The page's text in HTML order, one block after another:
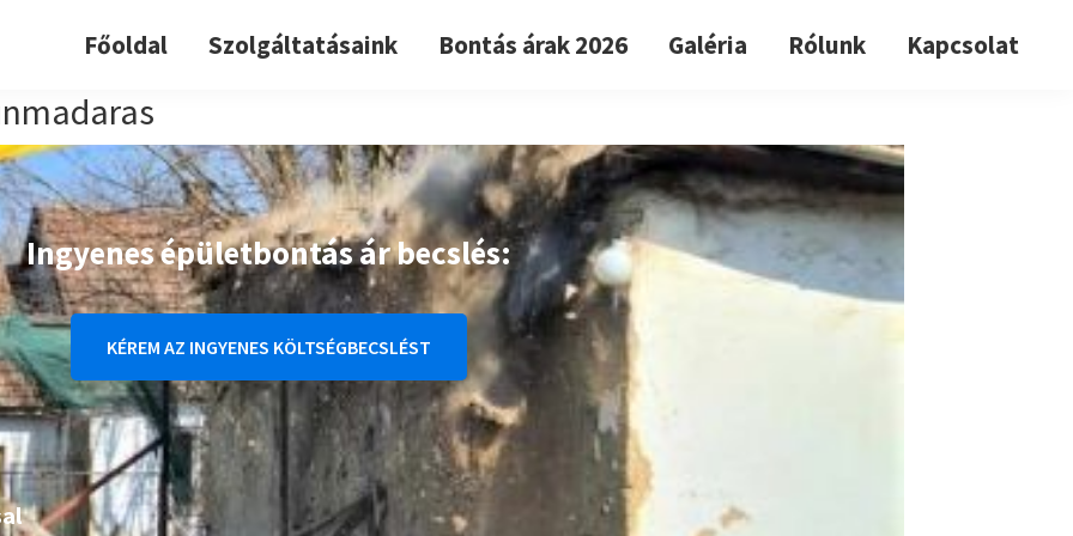
Főoldal Szolgáltatásaink Bontás árak 2026 Galéria Rólunk Kapcsolat
Ingyenes épületbontás ár becslés:
KÉREM AZ INGYENES KÖLTSÉGBECSLÉST